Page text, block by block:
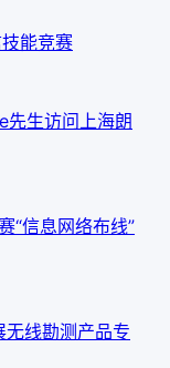
能竞赛
先生访问上海朗
“信息网络布线”
线勘测产品专